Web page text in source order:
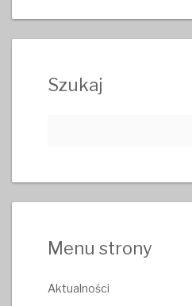
Szukaj
Menu strony
Aktualności